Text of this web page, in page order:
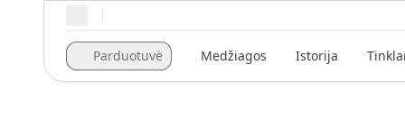
Regioniniai nustatymai
Parduotuvė Medžiagos Istorija